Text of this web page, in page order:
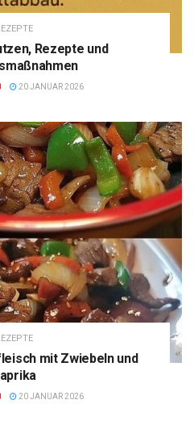
Rezepte und
20 JANUAR 2026
mit Zwiebeln und
20 JANUAR 2026